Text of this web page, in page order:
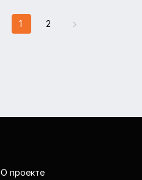
1 2
О проекте